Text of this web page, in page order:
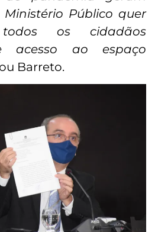
Público quer
os cidadãos
acesso ao espaço
Barreto.